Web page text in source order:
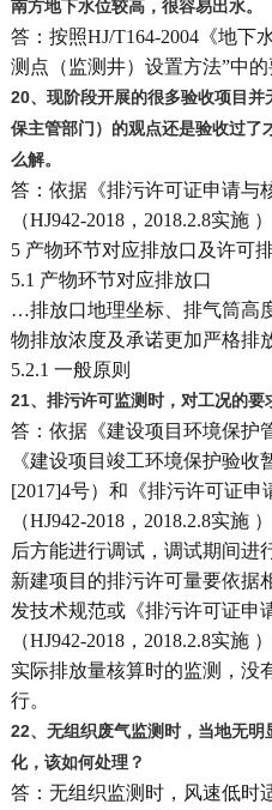
南方地下水位较高，很容易出水。
答：按照HJ/T164-2004《地下
测点（监测井）设置方法”中的
20、现阶段开展的很多验收项目
保主管部门）的观点还是验收过了
么解。
答：依据《排污许可证申请与
（HJ942-2018，2018.2.8实施
5 产物环节对应排放口及许可
5.1 产物环节对应排放口
…排放口地理坐标、排气筒高
物排放浓度及承诺更加严格排
5.2.1 一般原则
21、排污许可监测时，对工况的要
答：依据《建设项目环境保护
《建设项目竣工环境保护验
[2017]4号）和《排污许可证申
（HJ942-2018，2018.2.8实施
后方能进行调试，调试期间进
新建项目的排污许可量要依据
发技术规范或《排污许可证申
（HJ942-2018，2018.2.8实施
实际排放量核算时的监测，没
行。
22、无组织废气监测时，当地无
化，该如何处理？
答：无组织监测时，风速低时